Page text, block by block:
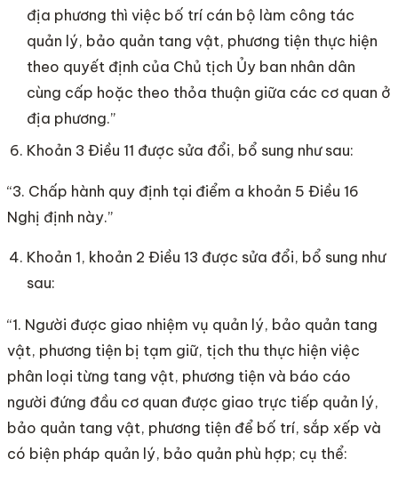
địa phương thì việc bố trí cán bộ làm công tác
quản lý, bảo quản tang vật, phương tiện thực hiện
theo quyết định của Chủ tịch Ủy ban nhân dân
cùng cấp hoặc theo thỏa thuận giữa các cơ quan ở
địa phương.”
Khoản 3 Điều 11 được sửa đổi, bổ sung như sau:
“3. Chấp hành quy định tại điểm a khoản 5 Điều 16
Nghị định này.”
Khoản 1, khoản 2 Điều 13 được sửa đổi, bổ sung như
sau:
“1. Người được giao nhiệm vụ quản lý, bảo quản tang
vật, phương tiện bị tạm giữ, tịch thu thực hiện việc
phân loại từng tang vật, phương tiện và báo cáo
người đứng đầu cơ quan được giao trực tiếp quản lý,
bảo quản tang vật, phương tiện để bố trí, sắp xếp và
có biện pháp quản lý, bảo quản phù hợp; cụ thể: